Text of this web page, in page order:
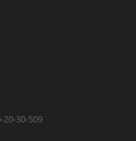
20-30-509